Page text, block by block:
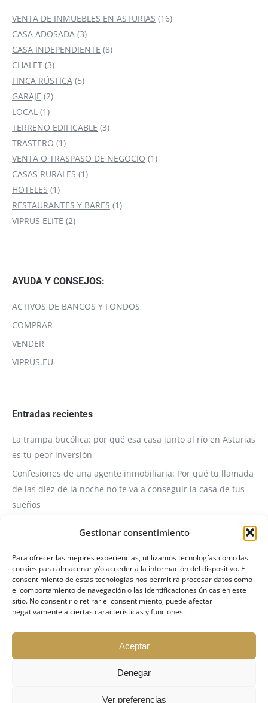
Gestionar consentimiento
Para ofrecer las mejores experiencias, utilizamos tecnologías como las
cookies para almacenar y/o acceder a la información del dispositivo. El
consentimiento de estas tecnologías nos permitirá procesar datos como
el comportamiento de navegación o las identificaciones únicas en este
sitio. No consentir o retirar el consentimiento, puede afectar
negativamente a ciertas características y funciones.
Aceptar
Denegar
Ver preferencias
VENTA DE INMUEBLES EN ASTURIAS 1616
CASA ADOSADA 33
productos
CASA INDEPENDIENTE 88
CHALET 33
productos
FINCA RÚSTICA 55
GARAJE 22
LOCAL 11
producto
TERRENO EDIFICABLE 33
TRASTERO 11
producto
VENTA O TRASPASO DE NEGOCIO 11
CASAS RURALES 11
HOTELES 11
producto
RESTAURANTES Y BARES 11
VIPRUS ELITE 22
AYUDA Y CONSEJOS:
ACTIVOS DE BANCOS Y FONDOS
COMPRAR
VENDER
VIPRUS.EU
Entradas recientes
La trampa bucólica: por qué esa casa junto al río en Asturias
es tu peor inversión
Confesiones de una agente inmobiliaria: Por qué tu llamada
de las diez de la noche no te va a conseguir la casa de tus
sueños
❗️❗️COMUNICADO OFICIAL: ACTUALIZACIÓN DE LA POLÍTICA DE
VISITAS A INMUEBLES❗️❗️
Invertir en Propiedades de Fondos: El Arte de Transformar
Problemas en Rentabilidad
2026 VIPRUS.EU Copyright © Todos los derechos